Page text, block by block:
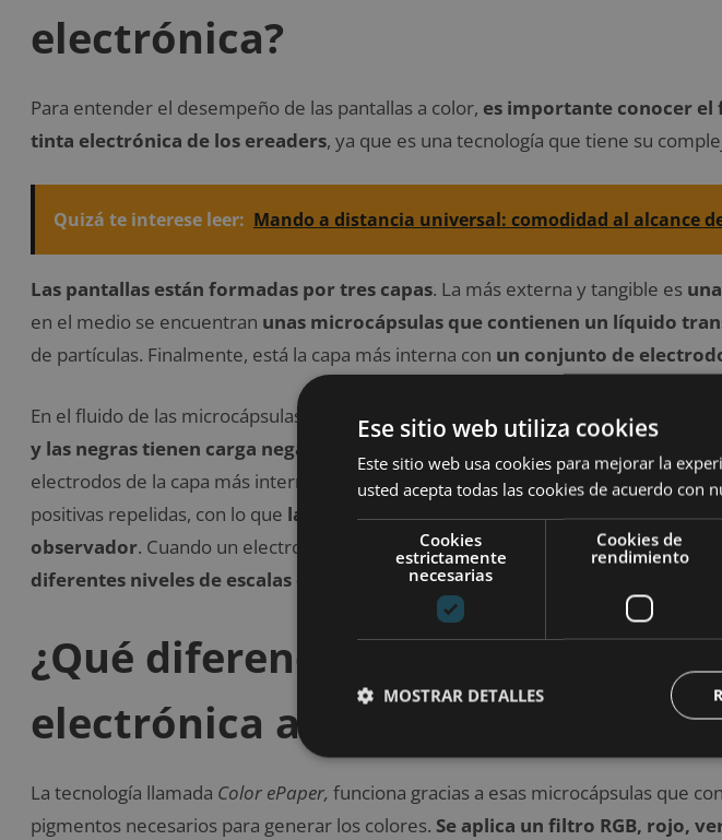
electrónica?
Para entender el desempeño de las pantallas a color, es importante conocer
tinta electrónica de los ereaders, ya que es una tecnología que tiene su
Quizá te interese leer: Mando a distancia universal: comodidad al alcance
Las pantallas están formadas por tres capas. La más externa y tangible es
en el medio se encuentran unas microcápsulas que contienen un líquido
de partículas. Finalmente, está la capa más interna con un conjunto de
En el fluido de las microcápsulas flotan unas partículas de dos colores: las
y las negras tienen carga negativa
electrodos de la capa más interna envían una carga positiva, las partículas
positivas repelidas, con lo que las partículas claras suben a la zona superior,
observador. Cuando un electrodo envía una carga negativa, sucede lo contrario.
diferentes niveles de escalas de grises.
¿Qué diferencia hay con la tinta
electrónica a color?
La tecnología llamada Color ePaper, funciona gracias a esas microcápsulas que
pigmentos necesarios para generar los colores. Se aplica un filtro RGB, rojo,
Ese sitio web utiliza cookies
Este sitio web usa cookies para mejorar la
usted acepta todas las cookies de acuerdo con
Cookies
estrictamente
necesarias
Cookies de
rendimiento
MOSTRAR DETALLES